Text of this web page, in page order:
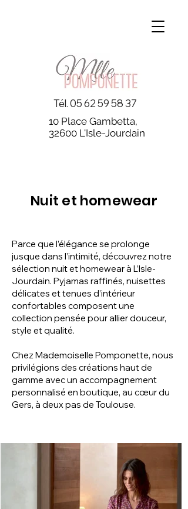
10 Place Gambetta,
32600 L'Isle-Jourdain
Tél.05 62 59 58 37
Nuit et homewear
Parce que l’élégance se prolonge
jusque dans l’intimité, découvrez notre
sélection nuit et homewear à L’Isle-
Jourdain. Pyjamas raffinés, nuisettes
délicates et tenues d’intérieur
confortables composent une
collection pensée pour allier douceur,
style et qualité.
Chez Mademoiselle Pomponette, nous
privilégions des créations haut de
gamme avec un accompagnement
personnalisé en boutique, au cœur du
Gers, à deux pas de Toulouse.